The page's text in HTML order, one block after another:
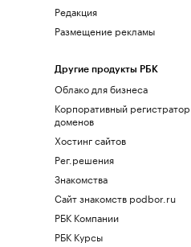
Редакция
Размещение рекламы
Другие продукты РБК
Облако для бизнеса
Корпоративный регистратор
доменов
Хостинг сайтов
Рег.решения
Знакомства
Сайт знакомств podbor.ru
РБК Компании
РБК Курсы